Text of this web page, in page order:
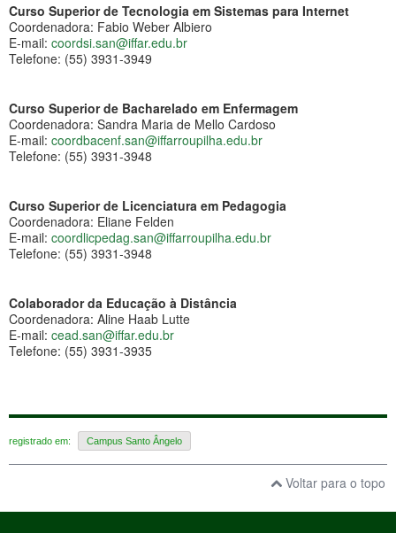
Curso Superior de Tecnologia em Sistemas para Internet
Coordenadora: Fabio Weber Albiero
E-mail: coordsi.san@iffar.edu.br
Telefone: (55) 3931-3949
Curso Superior de Bacharelado em Enfermagem
Coordenadora: Sandra Maria de Mello Cardoso
E-mail: coordbacenf.san@iffarroupilha.edu.br
Telefone: (55) 3931-3948
Curso Superior de Licenciatura em Pedagogia
Coordenadora: Eliane Felden
E-mail: coordlicpedag.san@iffarroupilha.edu.br
Telefone: (55) 3931-3948
Colaborador da Educação à Distância
Coordenadora: Aline Haab Lutte
E-mail: cead.san@iffar.edu.br
Telefone: (55) 3931-3935
registrado em: Campus Santo Ângelo
Voltar para o topo